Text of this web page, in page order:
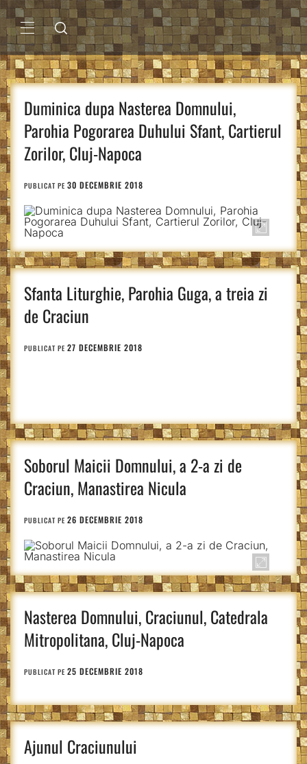
Sari
la
conținutMENIU
PRINCIPAL
Duminica dupa Nasterea Domnului,
Parohia Pogorarea Duhului Sfant, Cartierul
Zorilor, Cluj-Napoca
PUBLICAT PE 30 DECEMBRIE 2018
Sfanta Liturghie, Parohia Guga, a treia zi
de Craciun
PUBLICAT PE 27 DECEMBRIE 2018
Soborul Maicii Domnului, a 2-a zi de
Craciun, Manastirea Nicula
PUBLICAT PE 26 DECEMBRIE 2018
Nasterea Domnului, Craciunul, Catedrala
Mitropolitana, Cluj-Napoca
PUBLICAT PE 25 DECEMBRIE 2018
Ajunul Craciunului